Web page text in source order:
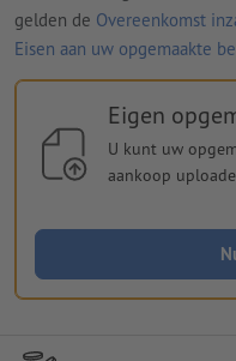
gelden de Overeenkomst
Eisen aan uw opgemaakte
Eigen
U kunt uw
aankoop